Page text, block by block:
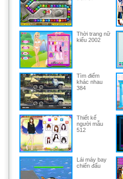
Thời trang nữ
kiểu 2002
Tìm điểm
khác nhau
384
Thiết kế
người mẫu
512
Lái máy bay
chiến đấu